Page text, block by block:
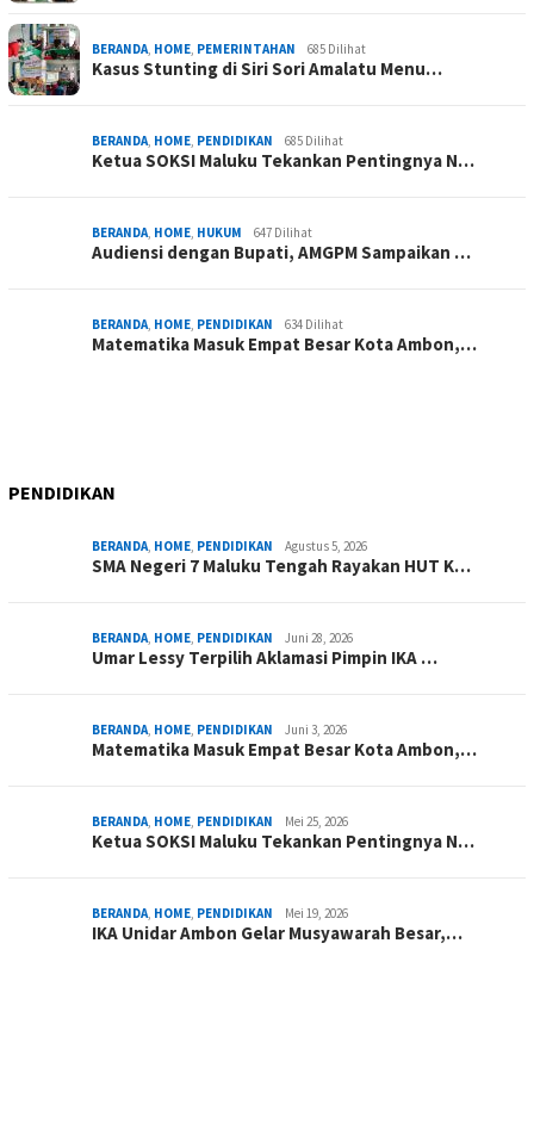
BERANDA, HOME, PEMERINTAHAN 685 Dilihat
Kasus Stunting di Siri Sori Amalatu Menu…
BERANDA, HOME, PENDIDIKAN 685 Dilihat
Ketua SOKSI Maluku Tekankan Pentingnya N…
BERANDA, HOME, HUKUM 647 Dilihat
Audiensi dengan Bupati, AMGPM Sampaikan …
BERANDA, HOME, PENDIDIKAN 634 Dilihat
Matematika Masuk Empat Besar Kota Ambon,…
PENDIDIKAN
BERANDA, HOME, PENDIDIKAN Agustus 5, 2026
SMA Negeri 7 Maluku Tengah Rayakan HUT K…
BERANDA, HOME, PENDIDIKAN Juni 28, 2026
Umar Lessy Terpilih Aklamasi Pimpin IKA …
BERANDA, HOME, PENDIDIKAN Juni 3, 2026
Matematika Masuk Empat Besar Kota Ambon,…
BERANDA, HOME, PENDIDIKAN Mei 25, 2026
Ketua SOKSI Maluku Tekankan Pentingnya N…
BERANDA, HOME, PENDIDIKAN Mei 19, 2026
IKA Unidar Ambon Gelar Musyawarah Besar,…